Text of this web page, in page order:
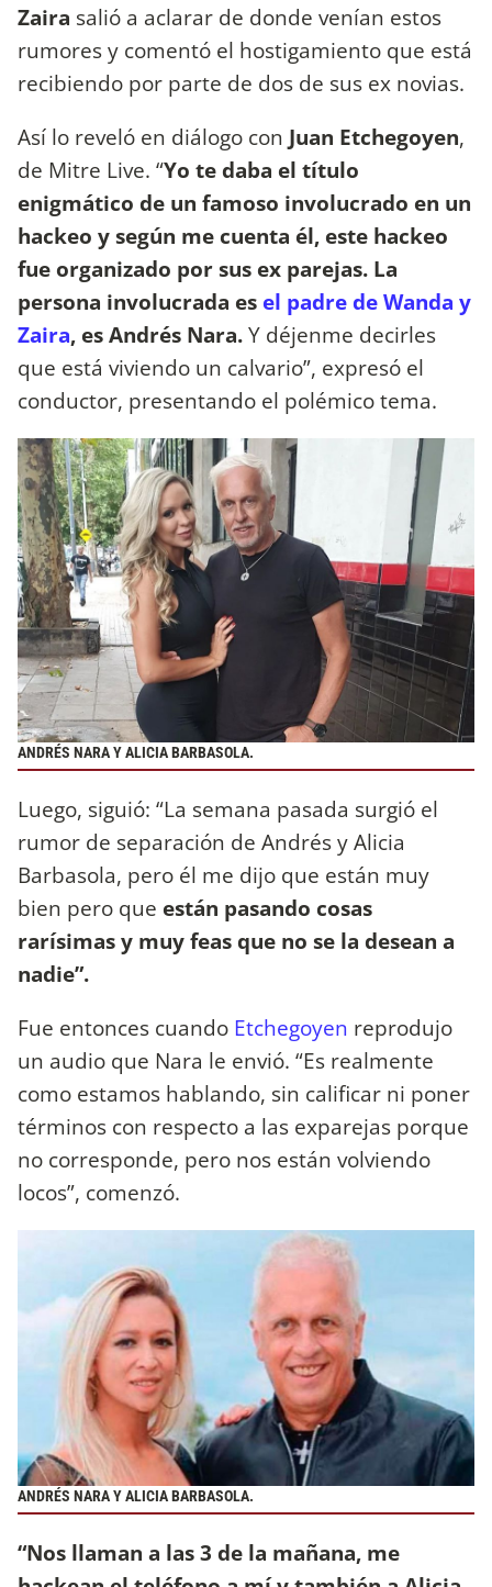
Zaira salió a aclarar de donde venían estos
rumores y comentó el hostigamiento que está
recibiendo por parte de dos de sus ex novias.
Así lo reveló en diálogo con Juan Etchegoyen,
de Mitre Live. “Yo te daba el título
enigmático de un famoso involucrado en un
hackeo y según me cuenta él, este hackeo
fue organizado por sus ex parejas. La
persona involucrada es el padre de Wanda y
Zaira, es Andrés Nara.Y déjenme decirles
que está viviendo un calvario”, expresó el
conductor, presentando el polémico tema.
ANDRÉS NARA Y ALICIA BARBASOLA.
Luego, siguió: “La semana pasada surgió el
rumor de separación de Andrés y Alicia
Barbasola, pero él me dijo que están muy
bien pero que están pasando cosas
rarísimas y muy feas que no se la desean a
nadie”.
Fue entonces cuando Etchegoyen reprodujo
un audio que Nara le envió. “Es realmente
como estamos hablando, sin calificar ni poner
términos con respecto a las exparejas porque
no corresponde, pero nos están volviendo
locos”, comenzó.
ANDRÉS NARA Y ALICIA BARBASOLA.
“Nos llaman a las 3 de la mañana, me